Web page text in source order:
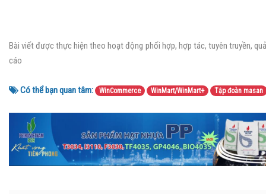
Bài viết được thực hiện theo hoạt động phối hợp, hợp tác, tuyên truyền,
cáo
Có thể bạn quan tâm: WinCommerce WinMart/WinMart+ Tập đoàn masan